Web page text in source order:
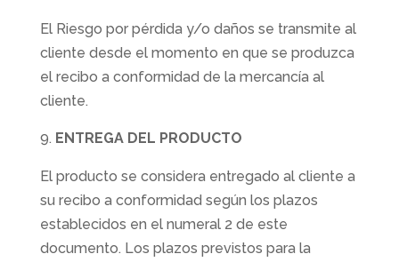
El Riesgo por pérdida y/o daños se transmite al
cliente desde el momento en que se produzca
el recibo a conformidad de la mercancía al
cliente.
ENTREGA DEL PRODUCTO
El producto se considera entregado al cliente a
su recibo a conformidad según los plazos
establecidos en el numeral 2 de este
documento. Los plazos previstos para la